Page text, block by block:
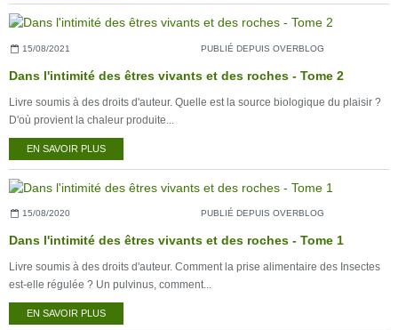
15/08/2021 PUBLIÉ DEPUIS OVERBLOG
Dans l'intimité des êtres vivants et des roches - Tome 2
Livre soumis à des droits d'auteur. Quelle est la source biologique du plaisir ?
D'où provient la chaleur produite...
EN SAVOIR PLUS
15/08/2020 PUBLIÉ DEPUIS OVERBLOG
Dans l'intimité des êtres vivants et des roches - Tome 1
Livre soumis à des droits d'auteur. Comment la prise alimentaire des Insectes
est-elle régulée ? Un pulvinus, comment...
EN SAVOIR PLUS